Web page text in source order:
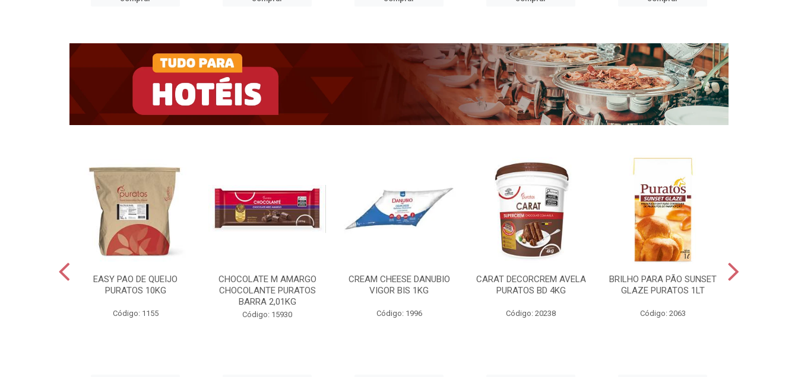
EASY PAO DE QUEIJO
PURATOS 10KG
Código: 1155
CHOCOLATE M AMARGO
CHOCOLANTE PURATOS
BARRA 2,01KG
Código: 15930
CREAM CHEESE DANUBIO
VIGOR BIS 1KG
Código: 1996
CARAT DECORCREM AVELA
PURATOS BD 4KG
Código: 20238
BRILHO PARA PÃO SUNSET
GLAZE PURATOS 1LT
Código: 2063